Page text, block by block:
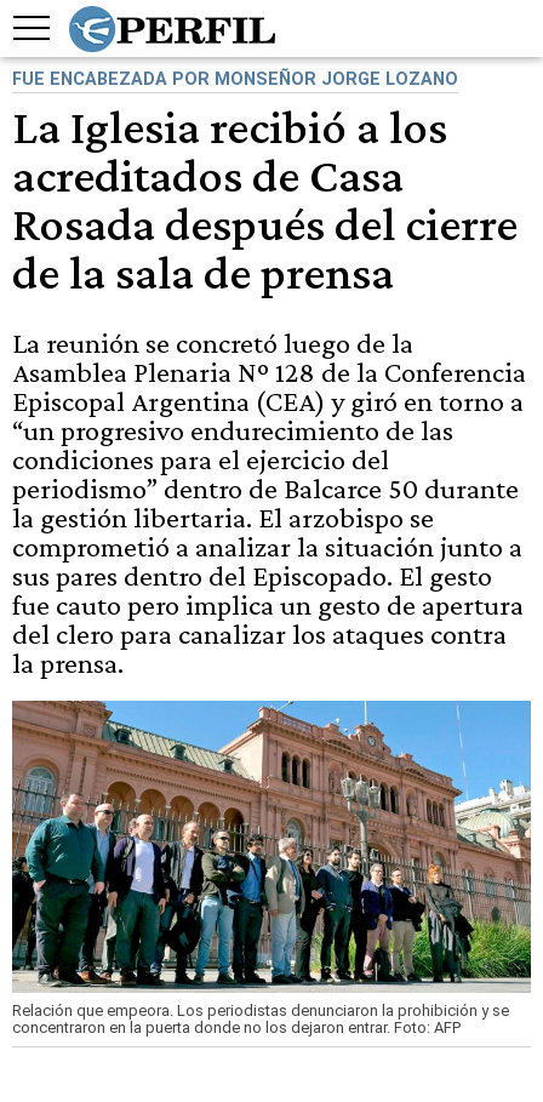
FUE ENCABEZADA POR MONSEÑOR JORGE LOZANO
La Iglesia recibió a los
acreditados de Casa
Rosada después del cierre
de la sala de prensa
La reunión se concretó luego de la
Asamblea Plenaria Nº 128 de la Conferencia
Episcopal Argentina (CEA) y giró en torno a
“un progresivo endurecimiento de las
condiciones para el ejercicio del
periodismo” dentro de Balcarce 50 durante
la gestión libertaria. El arzobispo se
comprometió a analizar la situación junto a
sus pares dentro del Episcopado. El gesto
fue cauto pero implica un gesto de apertura
del clero para canalizar los ataques contra
la prensa.
Relación que empeora. Los periodistas denunciaron la prohibición y se
concentraron en la puerta donde no los dejaron entrar. Foto: AFP